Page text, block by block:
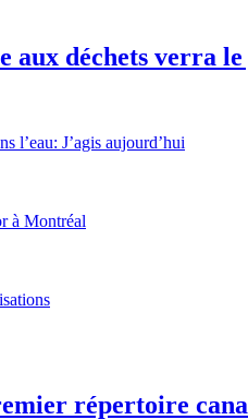
aux déchets verra
l’eau: J’agis aujourd’hui
à Montréal
répertoire